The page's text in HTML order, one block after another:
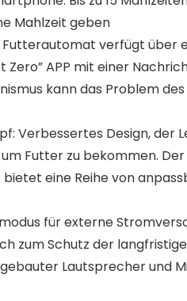
Mahlzeit geben
verfügt über
APP mit einer
kann das Problem
Verbessertes Design,
Futter zu bekommen.
eine Reihe von
für externe
zum Schutz der
Lautsprecher und